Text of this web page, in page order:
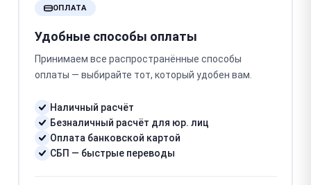
ОПЛАТА
Удобные способы оплаты
Принимаем все распространённые способы
оплаты — выбирайте тот, который удобен вам.
Наличный расчёт
Безналичный расчёт для юр. лиц
Оплата банковской картой
СБП — быстрые переводы